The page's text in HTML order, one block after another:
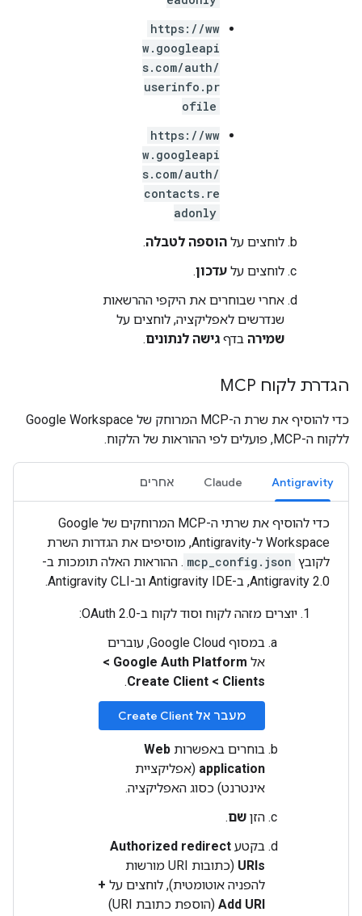
https://ww
w.googleapi
s.com/auth/
userinfo.pr
ofile
https://ww
w.googleapi
s.com/auth/
contacts.re
adonly
לוחצים על הוספה לטבלה.
לוחצים על עדכון.
אחרי שבוחרים את היקפי ההרשאות
שנדרשים לאפליקציה, לוחצים על
שמירה בדף גישה לנתונים.
הגדרת לקוח MCP
כדי להוסיף את שרת ה-MCP המרוחק של Google Workspace
ללקוח ה-MCP, פועלים לפי ההוראות של הלקוח.
Antigravity
Claude אחרים
כדי להוסיף את שרתי ה-MCP המרוחקים של Google
Workspace ל-Antigravity, מוסיפים את הגדרות השרת
לקובץ mcp_config.json . ההוראות האלה תומכות ב-
Antigravity 2.0, ב-Antigravity IDE וב-Antigravity CLI.
יוצרים מזהה לקוח וסוד לקוח ב-OAuth 2.0:
במסוף Google Cloud, עוברים
אל Google Auth Platform
>
Clients
>
Create Client
.
מעבר אל Create Client
בוחרים באפשרות Web
application (אפליקציית
אינטרנט) כסוג האפליקציה.
הזן שם.
בקטע Authorized redirect
URIs
(כתובות URI מורשות
להפניה אוטומטית), לוחצים על +
Add URI
(הוספת כתובת URI)